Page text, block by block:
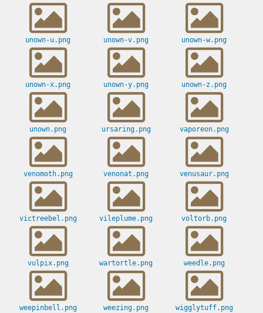
unown-u.png unown-v.png unown-w.png
unown-x.png unown-y.png unown-z.png
unown.png ursaring.png vaporeon.png
venomoth.png venonat.png venusaur.png
victreebel.png vileplume.png voltorb.png
vulpix.png wartortle.png weedle.png
weepinbell.png weezing.png wigglytuff.png